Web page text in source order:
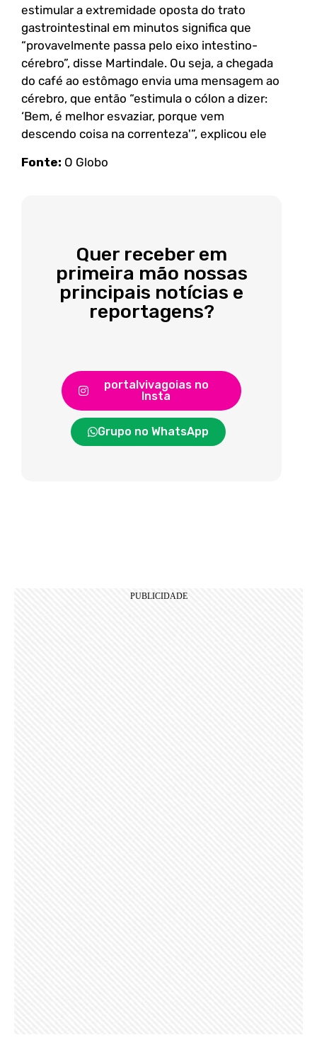
estimular a extremidade oposta do trato
gastrointestinal em minutos significa que
“provavelmente passa pelo eixo intestino-
cérebro”, disse Martindale. Ou seja, a chegada
do café ao estômago envia uma mensagem ao
cérebro, que então “estimula o cólon a dizer:
‘Bem, é melhor esvaziar, porque vem
descendo coisa na correnteza'”, explicou ele
Fonte: O Globo
Quer receber em
primeira mão nossas
principais notícias e
reportagens?
portalvivagoias no
Insta
Grupo no WhatsApp